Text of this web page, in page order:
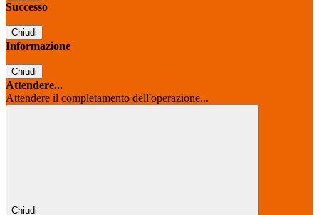
Successo
Chiudi
Informazione
Chiudi
Attendere...
Attendere il completamento dell'operazione...
Chiudi